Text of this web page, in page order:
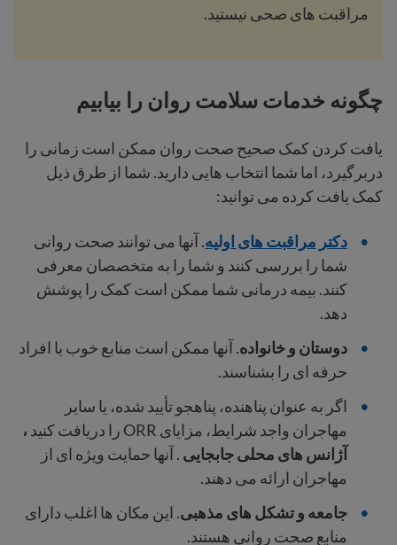
مراقبت های صحی نیستید.
چگونه خدمات سلامت روان را بیابیم
یافت کردن کمک صحیح صحت روان ممکن است زمانی را
دربرگیرد، اما شما انتخاب هایی دارید. شما از طرق ذیل
کمک یافت کرده می توانید:
دکتر مراقبت های اولیه. آنها می توانند صحت روانی
شما را بررسی کنند و شما را به متخصصان معرفی
کنند. بیمه درمانی شما ممکن است کمک را پوشش
دهد.
دوستان و خانواده. آنها ممکن است منابع خوب یا افراد
حرفه ای را بشناسند.
اگر به عنوان پناهنده، پناهجو تأیید شده، یا سایر
مهاجران واجد شرایط، مزایای ORR را دریافت کنید
،
آژانس های محلی جابجایی . آنها حمایت ویژه ای از
مهاجران ارائه می دهند.
جامعه و تشکل های مذهبی. این مکان ها اغلب دارای
منابع صحت روانی هستند.